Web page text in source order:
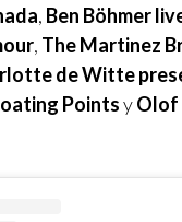
, Ben Böhmer
, The Martinez
de Witte
PointsyOlof